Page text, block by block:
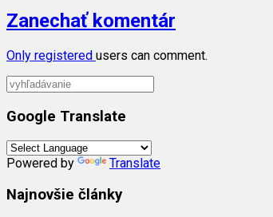
Zanechať komentár
Only registered users can comment.
Google Translate
Powered by Translate
Najnovšie články